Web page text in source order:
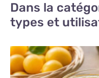
Dans la
types et